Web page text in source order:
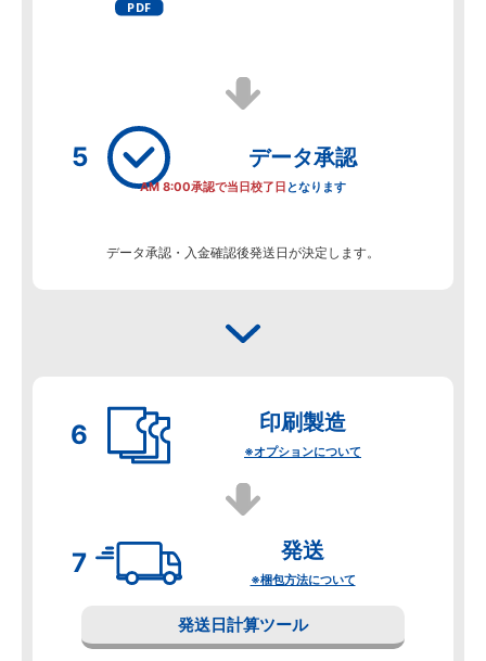
データ承認
AM 8:00承認で当日校了日 となります
データ承認・入金確認後発送日が決定します。
印刷製造
※オプションについて
発送
※梱包方法について
発送日計算ツール